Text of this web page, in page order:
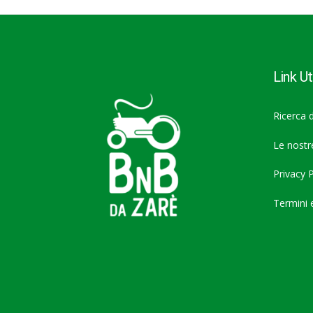
Link
Ricerca
Le
Privacy
Termini